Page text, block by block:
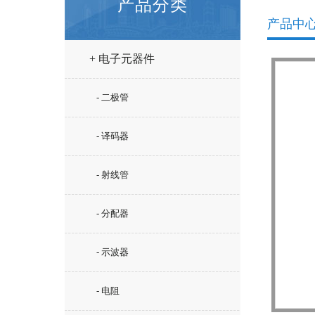
产品分类
+ 电子元器件
- 二极管
- 译码器
- 射线管
- 分配器
- 示波器
- 电阻
产品中